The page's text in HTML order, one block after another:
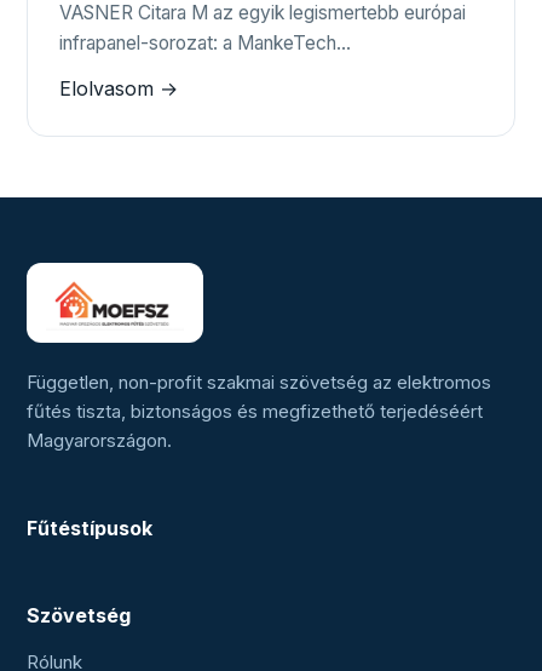
VASNER Citara M az egyik legismertebb európai
infrapanel-sorozat: a MankeTech…
Elolvasom →
Független, non-profit szakmai szövetség az elektromos
fűtés tiszta, biztonságos és megfizethető terjedéséért
Magyarországon.
Fűtéstípusok
Szövetség
Rólunk